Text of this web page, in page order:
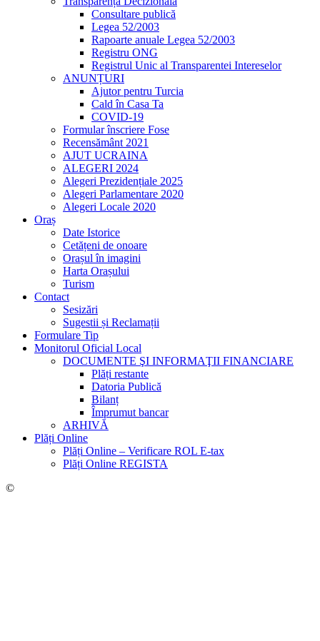
Consultare publică
Legea 52/2003
Rapoarte anuale Legea 52/2003
Registru ONG
Registrul Unic al Transparentei Intereselor
ANUNȚURI
Ajutor pentru Turcia
Cald în Casa Ta
COVID-19
Formular înscriere Fose
Recensământ 2021
AJUT UCRAINA
ALEGERI 2024
Alegeri Prezidențiale 2025
Alegeri Parlamentare 2020
Alegeri Locale 2020
Oraș
Date Istorice
Cetățeni de onoare
Orașul în imagini
Harta Orașului
Turism
Contact
Sesizări
Sugestii și Reclamații
Formulare Tip
Monitorul Oficial Local
DOCUMENTE ŞI INFORMAŢII FINANCIARE
Plăți restante
Datoria Publică
Bilanț
Împrumut bancar
ARHIVĂ
Plăți Online
Plăți Online – Verificare ROL E-tax
Plăți Online REGISTA
©